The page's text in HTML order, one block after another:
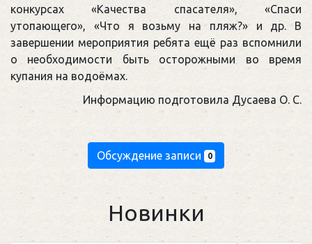
конкурсах «Качества спасателя», «Спаси
утопающего», «Что я возьму на пляж?» и др. В
завершении мероприятия ребята ещё раз вспомнили
о необходимости быть осторожными во время
купания на водоёмах.
Информацию подготовила Дусаева О. С.
Обсуждение записи 0
Новинки